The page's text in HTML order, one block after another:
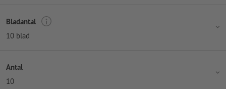
Bladantal
10 blad
Antal
10